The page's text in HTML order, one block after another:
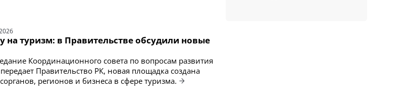
на туризм: в Правительстве обсудили новые
Координационного совета по вопросам развития
Правительство РК, новая площадка создана
регионов и бизнеса в сфере туризма.